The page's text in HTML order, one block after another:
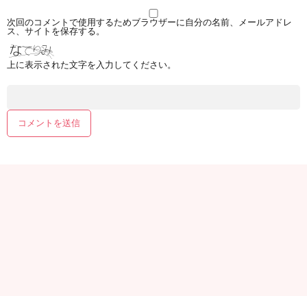
次回のコメントで使用するためブラウザーに自分の名前、メールアドレ
ス、サイトを保存する。
上に表示された文字を入力してください。